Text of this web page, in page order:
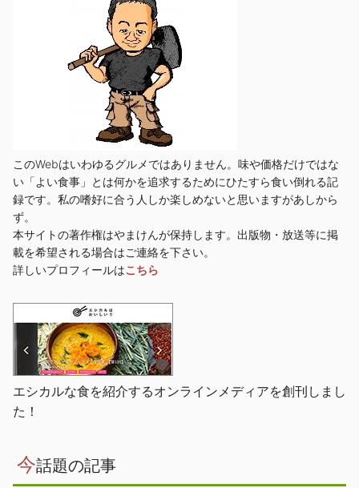
このWebはいわゆるグルメではありません。味や価格だけではな
い「よい食事」とは何かを追求するためにひたすら食い倒れる記
録です。私の嗜好に合う人しか楽しめないと思いますがあしから
ず。
本サイトの著作権はやまけんが保持します。出版物・放送等に掲
載を希望される場合はご連絡を下さい。
詳しいプロフィールはこちら
エシカルな食を紹介するオンラインメディアを創刊しまし
た！
今話題の記事